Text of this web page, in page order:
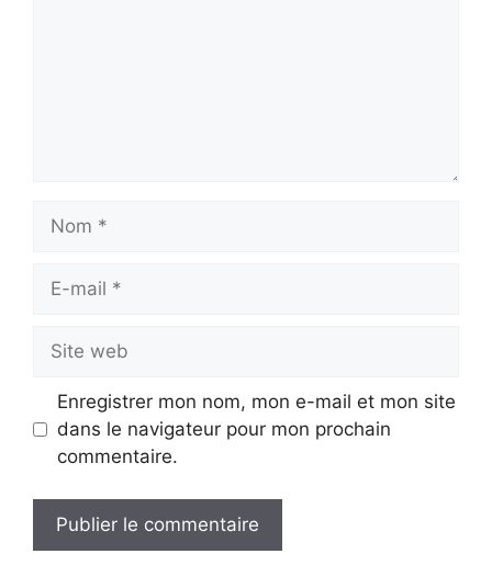
Nom
Site
web
Enregistrer mon nom, mon e-mail et mon site
dans le navigateur pour mon prochain
commentaire.